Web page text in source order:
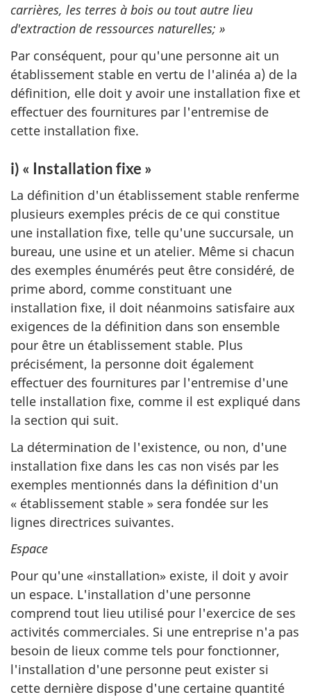
carrières, les terres à bois ou tout autre lieu
d'extraction de ressources naturelles; »
Par conséquent, pour qu'une personne ait un
établissement stable en vertu de l'alinéa a) de la
définition, elle doit y avoir une installation fixe et
effectuer des fournitures par l'entremise de
cette installation fixe.
i) « Installation fixe »
La définition d'un établissement stable renferme
plusieurs exemples précis de ce qui constitue
une installation fixe, telle qu'une succursale, un
bureau, une usine et un atelier. Même si chacun
des exemples énumérés peut être considéré, de
prime abord, comme constituant une
installation fixe, il doit néanmoins satisfaire aux
exigences de la définition dans son ensemble
pour être un établissement stable. Plus
précisément, la personne doit également
effectuer des fournitures par l'entremise d'une
telle installation fixe, comme il est expliqué dans
la section qui suit.
La détermination de l'existence, ou non, d'une
installation fixe dans les cas non visés par les
exemples mentionnés dans la définition d'un
« établissement stable » sera fondée sur les
lignes directrices suivantes.
Espace
Pour qu'une «installation» existe, il doit y avoir
un espace. L'installation d'une personne
comprend tout lieu utilisé pour l'exercice de ses
activités commerciales. Si une entreprise n'a pas
besoin de lieux comme tels pour fonctionner,
l'installation d'une personne peut exister si
cette dernière dispose d'une certaine quantité